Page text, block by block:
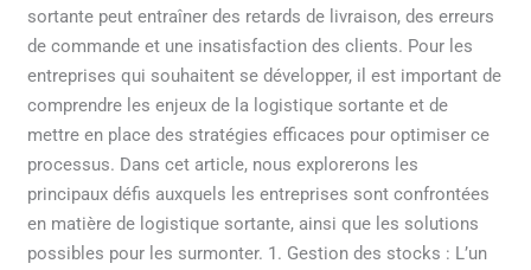
sortante peut entraîner des retards de livraison, des erreurs
de commande et une insatisfaction des clients. Pour les
entreprises qui souhaitent se développer, il est important de
comprendre les enjeux de la logistique sortante et de
mettre en place des stratégies efficaces pour optimiser ce
processus. Dans cet article, nous explorerons les
principaux défis auxquels les entreprises sont confrontées
en matière de logistique sortante, ainsi que les solutions
possibles pour les surmonter. 1. Gestion des stocks : L’un